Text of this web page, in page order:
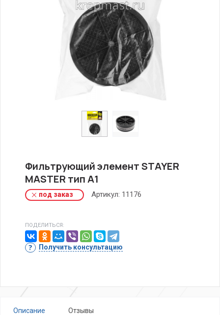
Фильтрующий элемент STAYER
MASTER тип А1
под заказ Артикул: 11176
ПОДЕЛИТЬСЯ:
Получить консультацию
Описание Отзывы